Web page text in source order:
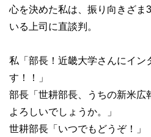
心を決めた私は、振り向きざま
いる上司に直談判。
私「部長！近畿大学さんにイン
す！！」
部長「世耕部長、うちの新米広
よろしいでしょうか。」
世耕部長「いつでもどうぞ！」